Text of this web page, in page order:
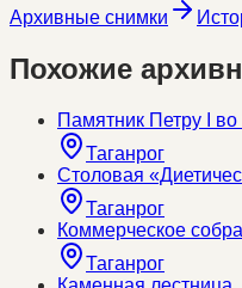
Архивные снимки
Похожие
Памятник Петру I
Таганрог
Столовая
Таганрог
Коммерческое
Таганрог